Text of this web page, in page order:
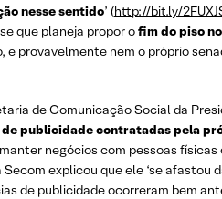
nesse sentido’ (http://bit.ly/
que planeja propor ofim do piso
e provavelmente nem o próprio
de Comunicação Social da
de publicidade contratadas pela
negócios com pessoas
Secom explicou que ele ‘se afastou
de publicidade ocorreram bem